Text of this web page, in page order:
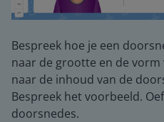
Bespreek hoe je een
naar de grootte en de
naar de inhoud van de
Bespreek het voorbeeld.
doorsnedes.